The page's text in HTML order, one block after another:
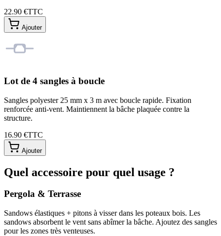
22.90 €TTC
Ajouter
Lot de 4 sangles à boucle
Sangles polyester 25 mm x 3 m avec boucle rapide. Fixation
renforcée anti-vent. Maintiennent la bâche plaquée contre la
structure.
16.90 €TTC
Ajouter
Quel accessoire pour quel usage ?
Pergola & Terrasse
Sandows élastiques + pitons à visser dans les poteaux bois. Les
sandows absorbent le vent sans abîmer la bâche. Ajoutez des sangles
pour les zones très venteuses.